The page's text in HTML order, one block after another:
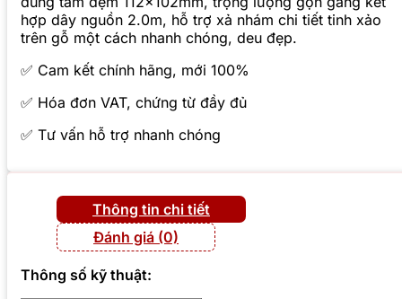
hợp dây nguồn 2.0m, hỗ trợ xả nhám chi tiết tinh xảo
trên gỗ một cách nhanh chóng, deu đẹp.
✅ Cam kết chính hãng, mới 100%
✅ Hóa đơn VAT, chứng từ đầy đủ
✅ Tư vấn hỗ trợ nhanh chóng
Thông tin chi tiết
Đánh giá (0)
Thông số kỹ thuật: